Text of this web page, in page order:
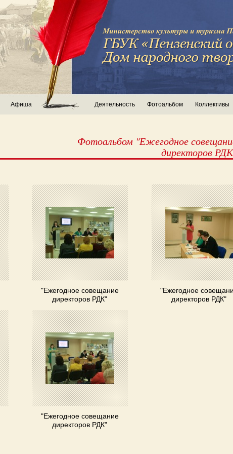
Афиша Деятельность Фотоальбом Коллективы
Фотоальбом "Ежегодное
директоров
"Ежегодное совещание
директоров РДК"
"Ежегодное
директоров РДК"
"Ежегодное совещание
директоров РДК"